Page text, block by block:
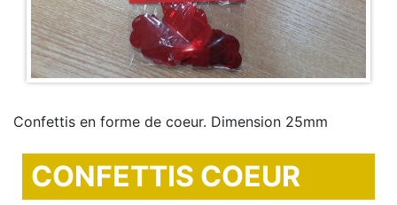
Confettis en forme de coeur. Dimension 25mm
CONFETTIS COEUR